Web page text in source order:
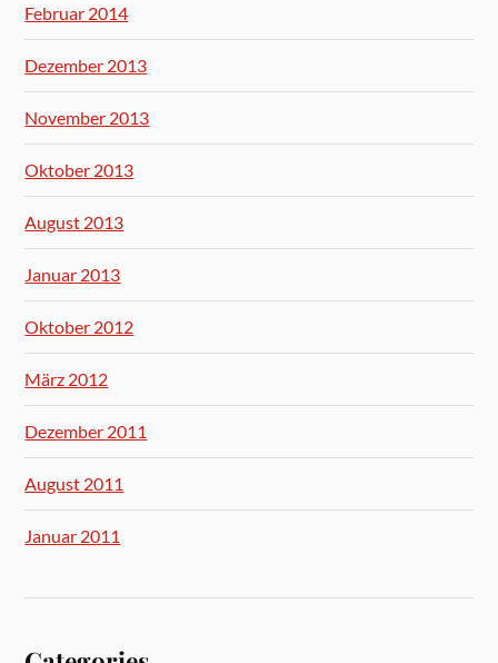
Februar 2014
Dezember 2013
November 2013
Oktober 2013
August 2013
Januar 2013
Oktober 2012
März 2012
Dezember 2011
August 2011
Januar 2011